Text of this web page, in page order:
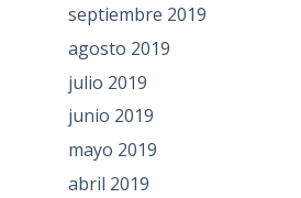
septiembre 2019
agosto 2019
julio 2019
junio 2019
mayo 2019
abril 2019